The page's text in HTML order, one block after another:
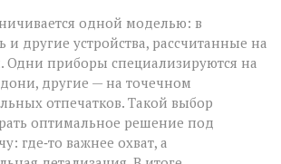
одной моделью: в
и другие устройства, рассчитанные на
Одни приборы специализируются на
другие — на точечном
отпечатков. Такой выбор
оптимальное решение под
где‑то важнее охват, а